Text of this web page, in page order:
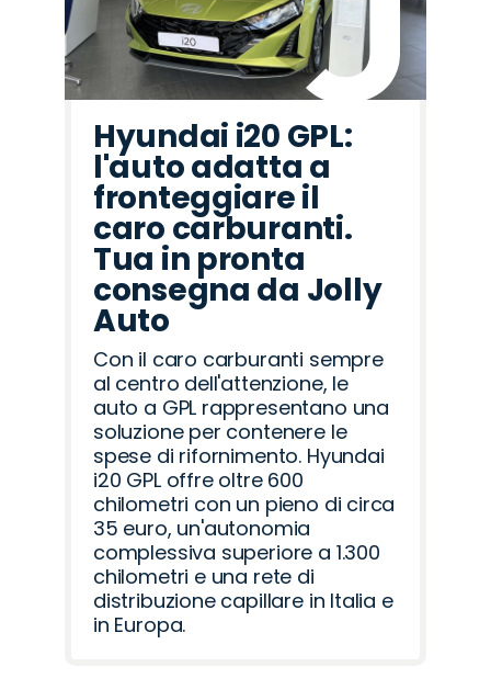
Hyundai i20 GPL:
l'auto adatta a
fronteggiare il
caro carburanti.
Tua in pronta
consegna da Jolly
Auto
Con il caro carburanti sempre
al centro dell'attenzione, le
auto a GPL rappresentano una
soluzione per contenere le
spese di rifornimento. Hyundai
i20 GPL offre oltre 600
chilometri con un pieno di circa
35 euro, un'autonomia
complessiva superiore a 1.300
chilometri e una rete di
distribuzione capillare in Italia e
in Europa.